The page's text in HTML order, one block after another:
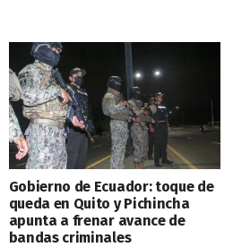
Gobierno de Ecuador: toque de
queda en Quito y Pichincha
apunta a frenar avance de
bandas criminales